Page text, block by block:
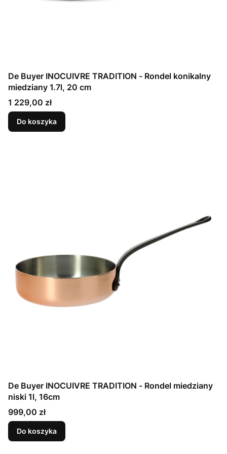
De Buyer INOCUIVRE TRADITION - Rondel konikalny
miedziany 1.7l, 20 cm
Cena
1 229,00 zł
Do koszyka
De Buyer INOCUIVRE TRADITION - Rondel miedziany
niski 1l, 16cm
Cena
999,00 zł
Do koszyka